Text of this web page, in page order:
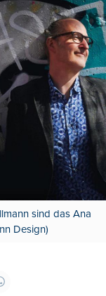
sind das Ana
Design)